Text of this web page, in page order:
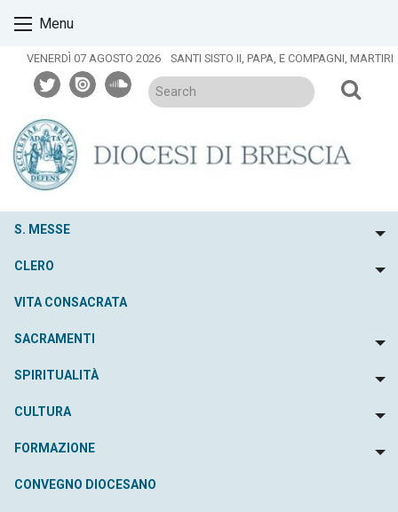
content
Menu
VENERDÌ 07 AGOSTO 2026 SANTI SISTO II, PAPA, E COMPAGNI, MARTIRI
twitterissuusoundcloud
S. MESSE
CLERO
VITA CONSACRATA
SACRAMENTI
SPIRITUALITÀ
CULTURA
FORMAZIONE
CONVEGNO DIOCESANO